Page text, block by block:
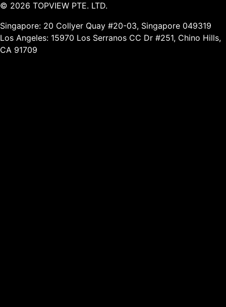
© 2026 TOPVIEW PTE. LTD.
Singapore: 20 Collyer Quay #20-03, Singapore 049319
Los Angeles: 15970 Los Serranos CC Dr #251, Chino Hills,
CA 91709